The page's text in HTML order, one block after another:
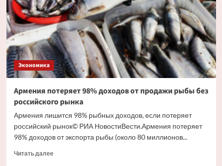
порядок
формирования
кредитной
истории
Экономика
Армения потеряет 98% доходов от продажи рыбы без
российского рынка
Армения лишится 98% рыбных доходов, если потеряет
российский рынок© РИА НовостиВести.Армения потеряет
98% доходов от экспорта рыбы (около 80 миллионов...
Читать далееПрочитать